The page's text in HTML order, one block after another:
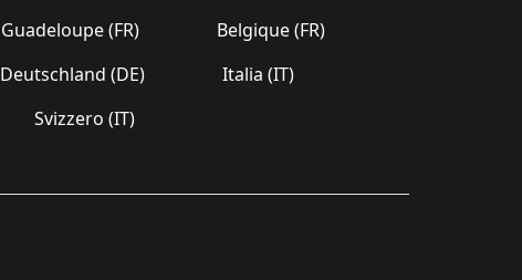
Guadeloupe (FR)
Belgique (FR)
Deutschland (DE)
Italia (IT)
Svizzero (IT)